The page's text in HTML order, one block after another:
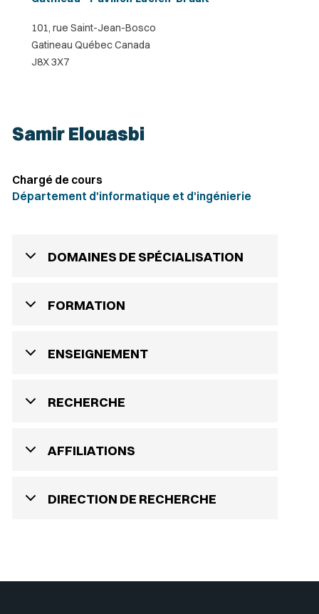
101, rue Saint-Jean-Bosco
Gatineau Québec Canada
J8X 3X7
Samir Elouasbi
Chargé de cours
Département d'informatique et d'ingénierie
DOMAINES DE SPÉCIALISATION
FORMATION
ENSEIGNEMENT
RECHERCHE
AFFILIATIONS
DIRECTION DE RECHERCHE